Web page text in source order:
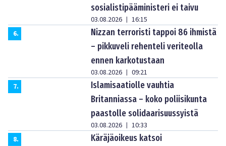
sosialistipääministeri ei taivu
03.08.2026 | 16:15
6.
Nizzan terroristi tappoi 86 ihmistä
– pikkuveli rehenteli veriteolla
ennen karkotustaan
03.08.2026 | 09:21
7.
Islamisaatiolle vauhtia
Britanniassa – koko poliisikunta
paastolle solidaarisuussyistä
03.08.2026 | 10:33
8.
Käräjäoikeus katsoi